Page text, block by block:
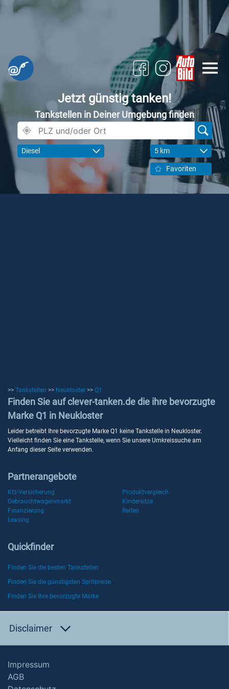
Jetzt günstig tanken!
Tankstellen in Deiner Umgebung finden
Diesel 5 km
Favoriten
>> Tankstellen >> Neukloster >> Q1
Finden Sie auf clever-tanken.de die ihre bevorzugte
Marke Q1 in Neukloster
Leider betreibt Ihre bevorzugte Marke Q1 keine Tankstelle in Neukloster.
Vielleicht finden Sie eine Tankstelle, wenn Sie unsere Umkreissuche am
Anfang dieser Seite verwenden.
Partnerangebote
Kfz-Versicherung
Produktvergleich
Gebrauchtwagenmarkt
Kindersitze
Finanzierung
Reifen
Leasing
Quickfinder
Finden Sie die besten Tankstellen
Finden Sie die günstigsten Spritpreise
Finden Sie Ihre bevorzugte Marke
Disclaimer
Impressum
AGB